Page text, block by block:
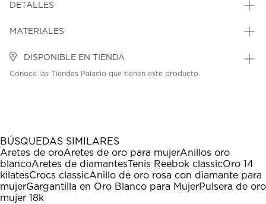
DETALLES
MATERIALES
DISPONIBLE EN TIENDA
Conoce las Tiendas Palacio que tienen este producto.
BÚSQUEDAS SIMILARES
Aretes de oroAretes de oro para mujerAnillos oro
blancoAretes de diamantesTenis Reebok classicOro 14
kilatesCrocs classicAnillo de oro rosa con diamante para
mujerGargantilla en Oro Blanco para MujerPulsera de oro
mujer 18k